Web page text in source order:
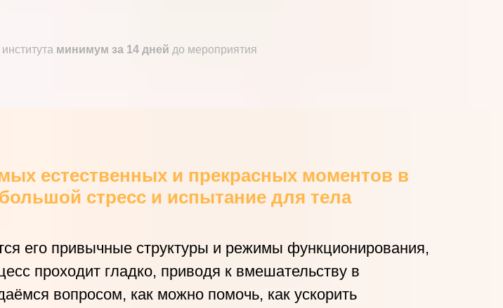
минимум за 14 дней до мероприятия
естественных и прекрасных моментов в
стресс и испытание для тела
его привычные структуры и режимы функционирования,
проходит гладко, приводя к вмешательству в
вопросом, как можно помочь, как ускорить